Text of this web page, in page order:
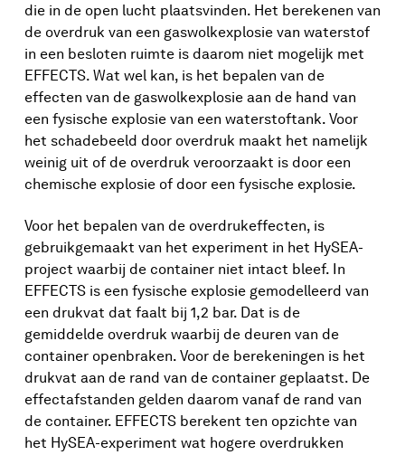
die in de open lucht plaatsvinden. Het berekenen van
de overdruk van een gaswolkexplosie van waterstof
in een besloten ruimte is daarom niet mogelijk met
EFFECTS. Wat wel kan, is het bepalen van de
effecten van de gaswolkexplosie aan de hand van
een fysische explosie van een waterstoftank. Voor
het schadebeeld door overdruk maakt het namelijk
weinig uit of de overdruk veroorzaakt is door een
chemische explosie of door een fysische explosie.
Voor het bepalen van de overdrukeffecten, is
gebruikgemaakt van het experiment in het HySEA-
project waarbij de container niet intact bleef. In
EFFECTS is een fysische explosie gemodelleerd van
een drukvat dat faalt bij 1,2 bar. Dat is de
gemiddelde overdruk waarbij de deuren van de
container openbraken. Voor de berekeningen is het
drukvat aan de rand van de container geplaatst. De
effectafstanden gelden daarom vanaf de rand van
de container. EFFECTS berekent ten opzichte van
het HySEA-experiment wat hogere overdrukken